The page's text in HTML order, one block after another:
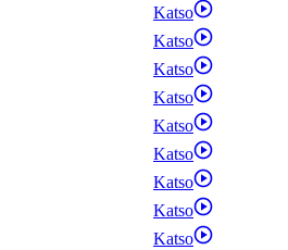
Katso
Katso
Katso
Katso
Katso
Katso
Katso
Katso
Katso